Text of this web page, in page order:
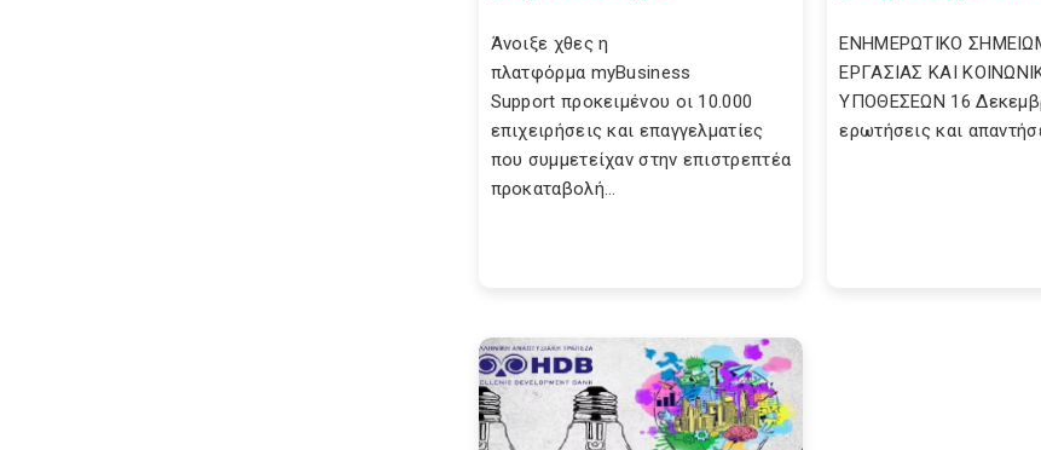
Άνοιξε χθες η
πλατφόρμα myBusiness
Support προκειμένου οι 10.000
επιχειρήσεις και επαγγελματίες
που συμμετείχαν στην επιστρεπτέα
προκαταβολή...
ΕΝΗΜΕΡΩΤΙΚΟ
ΕΡΓΑΣΙΑΣ ΚΑΙ
ΥΠΟΘΕΣΕΩΝ 16
ερωτήσεις και